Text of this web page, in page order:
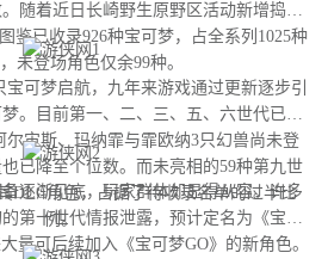
随着近日长崎野生原野区活动新增捣蛋
鉴已收录926种宝可梦，占全系列1025种
未登场角色仅余99种。
可梦启航，九年来游戏通过更新逐步引
。目前第一、二、三、五、六世代已完
宙斯、玛纳霏与霏欧纳3只幻兽尚未登
已降至个位数。而未亮相的59种第九世
DLC角色，占据了待收录名单的过半比
例。
渐见底，玩家群体却显得从容。许多
第十世代情报泄露，预计定名为《宝可
量可后续加入《宝可梦GO》的新角色。